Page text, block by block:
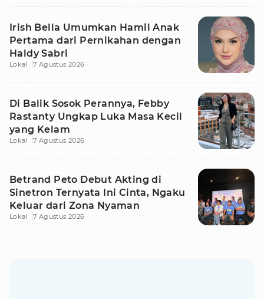
Irish Bella Umumkan Hamil Anak
Pertama dari Pernikahan dengan
Haldy Sabri
Lokal 7 Agustus 2026
Di Balik Sosok Perannya, Febby
Rastanty Ungkap Luka Masa Kecil
yang Kelam
Lokal 7 Agustus 2026
Betrand Peto Debut Akting di
Sinetron Ternyata Ini Cinta, Ngaku
Keluar dari Zona Nyaman
Lokal 7 Agustus 2026